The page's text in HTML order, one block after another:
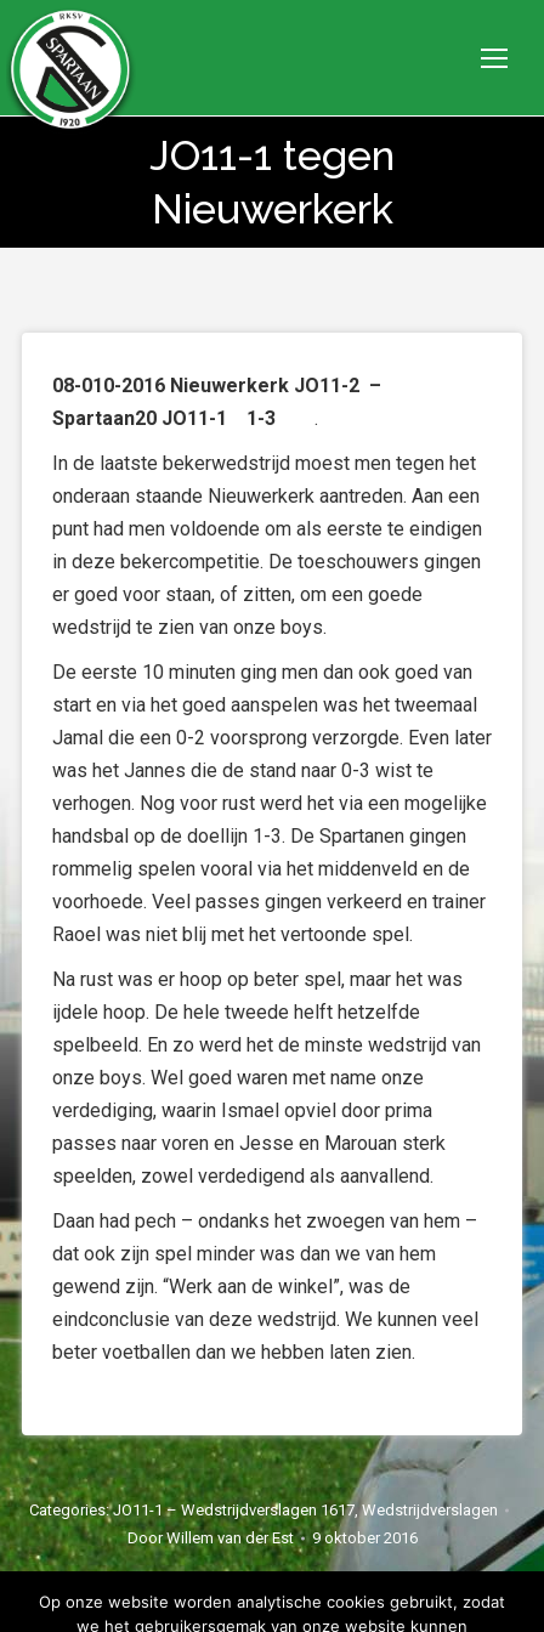
JO11-1 tegen
Nieuwerkerk
Je bent hier:
08-010-2016 Nieuwerkerk JO11-2 –
Spartaan20 JO11-1 1-3 .
In de laatste bekerwedstrijd moest men tegen het
onderaan staande Nieuwerkerk aantreden. Aan een
punt had men voldoende om als eerste te eindigen
in deze bekercompetitie. De toeschouwers gingen
er goed voor staan, of zitten, om een goede
wedstrijd te zien van onze boys.
De eerste 10 minuten ging men dan ook goed van
start en via het goed aanspelen was het tweemaal
Jamal die een 0-2 voorsprong verzorgde. Even later
was het Jannes die de stand naar 0-3 wist te
verhogen. Nog voor rust werd het via een mogelijke
handsbal op de doellijn 1-3. De Spartanen gingen
rommelig spelen vooral via het middenveld en de
voorhoede. Veel passes gingen verkeerd en trainer
Raoel was niet blij met het vertoonde spel.
Na rust was er hoop op beter spel, maar het was
ijdele hoop. De hele tweede helft hetzelfde
spelbeeld. En zo werd het de minste wedstrijd van
onze boys. Wel goed waren met name onze
verdediging, waarin Ismael opviel door prima
passes naar voren en Jesse en Marouan sterk
speelden, zowel verdedigend als aanvallend.
Daan had pech – ondanks het zwoegen van hem –
dat ook zijn spel minder was dan we van hem
gewend zijn. “Werk aan de winkel”, was de
eindconclusie van deze wedstrijd. We kunnen veel
beter voetballen dan we hebben laten zien.
Categories:JO11-1 – Wedstrijdverslagen 1617,Wedstrijdverslagen
DoorWillem van der Est 9 oktober 2016
Op onze website worden analytische cookies gebruikt, zodat
we het gebruikersgemak van onze website kunnen